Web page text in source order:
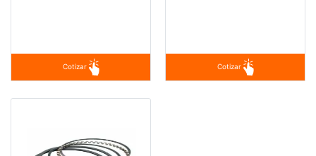
Cotizar Cotizar